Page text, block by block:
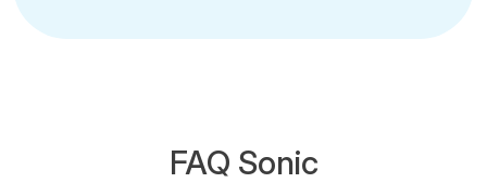
FAQ Sonic